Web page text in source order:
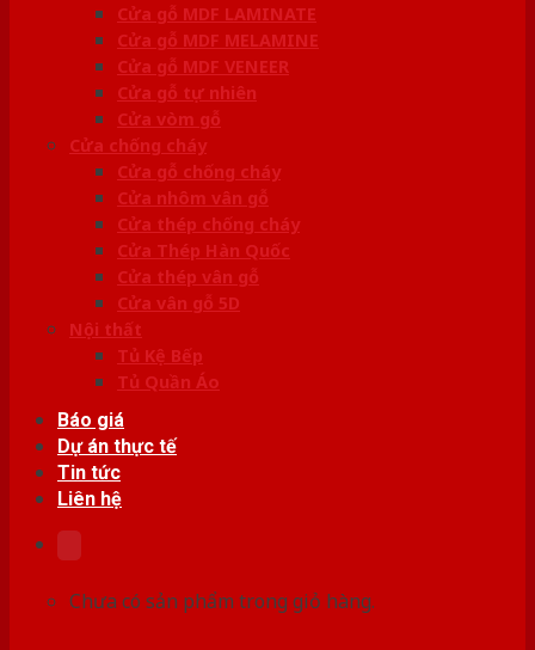
Cửa gỗ MDF LAMINATE
Cửa gỗ MDF MELAMINE
Cửa gỗ MDF VENEER
Cửa gỗ tự nhiên
Cửa vòm gỗ
Cửa chống cháy
Cửa gỗ chống cháy
Cửa nhôm vân gỗ
Cửa thép chống cháy
Cửa Thép Hàn Quốc
Cửa thép vân gỗ
Cửa vân gỗ 5D
Nội thất
Tủ Kệ Bếp
Tủ Quần Áo
Báo giá
Dự án thực tế
Tin tức
Liên hệ
Chưa có sản phẩm trong giỏ hàng.